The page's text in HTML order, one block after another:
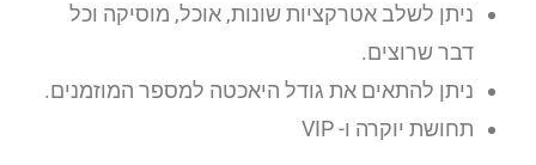
ניתן לשלב אטרקציות שונות, אוכל, מוסיקה וכל
דבר שרוצים.
ניתן להתאים את גודל היאכטה למספר המוזמנים.
תחושת יוקרה ו- VIP